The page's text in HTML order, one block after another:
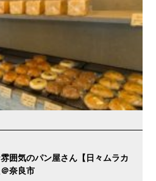
囲気のパン屋さん【日々ムラカ
奈良市